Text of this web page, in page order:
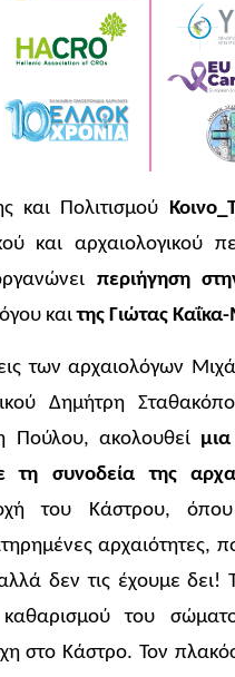
και Πολιτισμού
και αρχαιολογικού
περιήγηση
καιτης Γιώτας
των αρχαιολόγων
Δημήτρη
Πούλου, ακολουθεί
συνοδεία της
του Κάστρου,
δεν τις έχουμε δει!
καθαρισμού του
στο Κάστρο. Τον